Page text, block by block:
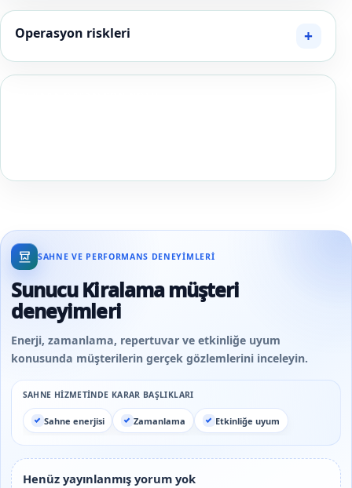
Operasyon riskleri
SAHNE VE PERFORMANS DENEYIMLERI
Sunucu Kiralama müşteri
deneyimleri
Enerji, zamanlama, repertuvar ve etkinliğe uyum
konusunda müşterilerin gerçek gözlemlerini inceleyin.
SAHNE HIZMETINDE KARAR BAŞLIKLARI
Sahne enerjisi Zamanlama Etkinliğe uyum
Henüz yayınlanmış yorum yok